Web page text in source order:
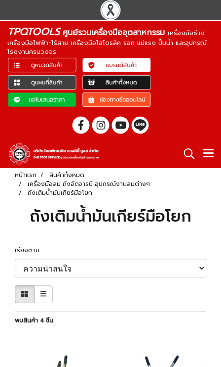
TPQTOOLSศูนย์รวมเครื่องมืออุตสาหกรรม เครื่องมือช่าง
เครื่องมือไฟฟ้า-ไร้สาย เครื่องมือไฮโดรลิค รอก แม่แรง ปั๊มน้ำ และอุปกรณ์
โรงงานครบวงจร
หน้าแรก
สินค้าทั้งหมด
เครื่องมือลม ถังอัดจารบี อุปกรณ์งานลมต่างๆ
ถังเติมน้ำมันเกียร์มือโยก
ถังเติมน้ำมันเกียร์มือโยก
เรียงตาม
พบสินค้า 4 ชิ้น